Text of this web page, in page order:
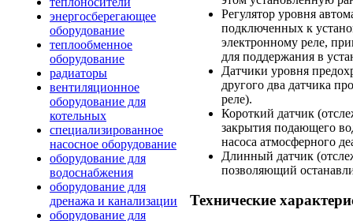
энергосберегающее
оборудование
теплообменное
оборудование
радиаторы
вентиляционное
оборудование для
котельных
специализированное
насосное оборудование
оборудование для
водоснабжения
оборудование для
дренажа и канализации
оборудование для
Регулятор уровня
подключенных к
электронному реле,
для поддержания в
Датчики уровня
другого два датчика
реле).
Короткий датчик
закрытия подающего
насоса атмосферного
Длинный датчик
позволяющий
Технические